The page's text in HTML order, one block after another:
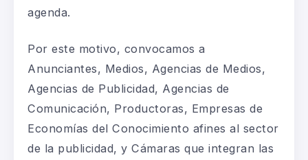
agenda.
Por este motivo, convocamos a
Anunciantes, Medios, Agencias de Medios,
Agencias de Publicidad, Agencias de
Comunicación, Productoras, Empresas de
Economías del Conocimiento afines al sector
de la publicidad, y Cámaras que integran las